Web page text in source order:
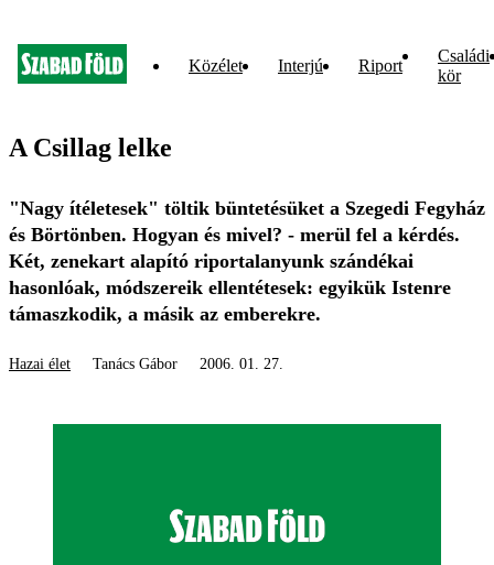
Közélet Interjú Riport
Családi
kör
A Csillag lelke
"Nagy ítéletesek" töltik büntetésüket a Szegedi Fegyház
és Börtönben. Hogyan és mivel? - merül fel a kérdés.
Két, zenekart alapító riportalanyunk szándékai
hasonlóak, módszereik ellentétesek: egyikük Istenre
támaszkodik, a másik az emberekre.
Hazai élet Tanács Gábor 2006. 01. 27.